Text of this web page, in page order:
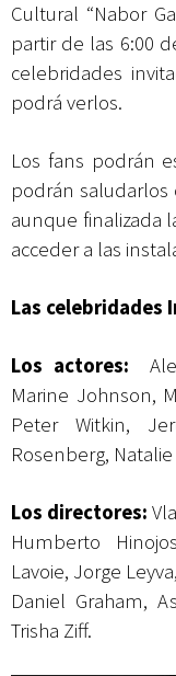
Cultural “Nabor
partir de las 6:00
celebridades
podrá verlos.
Los fans podrán
podrán saludarlos
aunque finalizada
acceder a las
Las celebridades
Los actores:
Marine Johnson,
Peter Witkin,
Rosenberg,
Los directores:
Humberto
Lavoie, Jorge
Daniel Graham,
Trisha Ziff.